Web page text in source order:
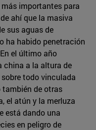
importantes para
ahí que la masiva
sus aguas de
ha habido penetración
el último año
china a la altura de
sobre todo vinculada
también de otras
el atún y la merluza
está dando una
en peligro de